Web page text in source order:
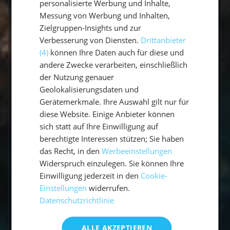
An Bord
45 Questions
Buchung
24 Questions
Vorbereitung
Gibt es Flottillen?
Wie viele Seemeilen segelt man in
einer Woche?
Welche Sprache wird an Bord
gesprochen?
Skipperin?
personalisierte Werbung und Inhalte,
Messung von Werbung und Inhalten,
Zielgruppen-Insights und zur
Verbesserung von Diensten. Drittanbieter
(4) können Ihre Daten auch für diese und
andere Zwecke verarbeiten, einschließlich
der Nutzung genauer
Geolokalisierungsdaten und
Gerätemerkmale. Ihre Auswahl gilt nur für
diese Website. Einige Anbieter können
sich statt auf Ihre Einwilligung auf
berechtigte Interessen stützen; Sie haben
das Recht, in denWerbeeinstellungen
Widerspruch einzulegen. Sie können Ihre
Einwilligung jederzeit in den Cookie-
Einstellungen widerrufen.
Datenschutzrichtlinie
ALLE AKZEPTIEREN